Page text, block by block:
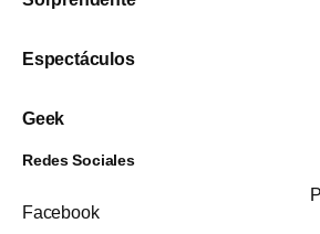
Espectáculos
Geek
Redes Sociales
Facebook